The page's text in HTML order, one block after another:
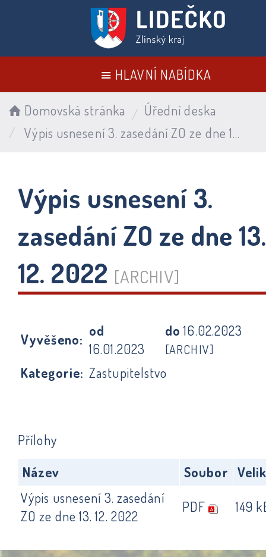
HLAVNÍ NABÍDKA
Domovská stránka
Úřední deska
Výpis usnesení 3. zasedání ZO ze dne 13. 12. 2022
Výpis usnesení 3.
zasedání ZO ze dne
12. 2022 [ARCHIV]
Vyvěšeno:
od
16.01.2023
do16.02.2023
[ARCHIV]
Kategorie: Zastupitelstvo
Přílohy
Název
Soubor
Výpis usnesení 3. zasedání
ZO ze dne 13. 12. 2022
PDF 149